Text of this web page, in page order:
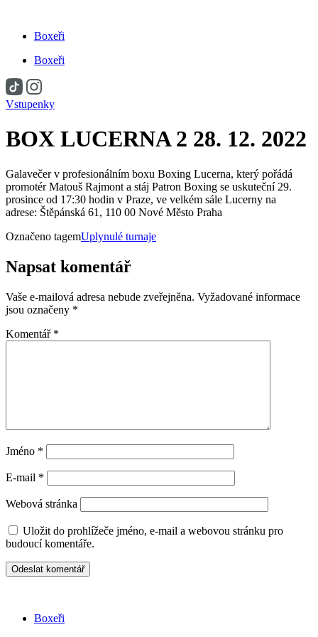
obsahuBoxeři
Boxeři
Vstupenky
BOX LUCERNA 2 28. 12. 2022
Galavečer v profesionálním boxu Boxing Lucerna, který pořádá
promotér Matouš Rajmont a stáj Patron Boxing se uskuteční 29.
prosince od 17:30 hodin v Praze, ve velkém sále Lucerny na
adrese: Štěpánská 61, 110 00 Nové Město Praha
Označeno tagemUplynulé turnaje
Napsat komentář
Vaše e-mailová adresa nebude zveřejněna. Vyžadované informace
jsou označeny *
Komentář *
Jméno *
E-mail *
Webová stránka
Uložit do prohlížeče jméno, e-mail a webovou stránku pro
budoucí komentáře.
Boxeři